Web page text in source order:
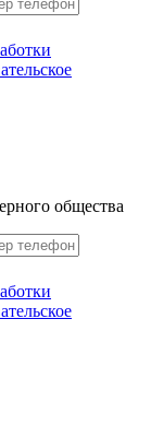
общества